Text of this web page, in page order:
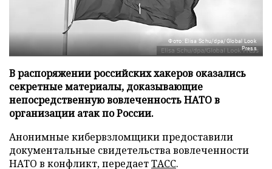
Фото: Elisa Schu/dpa/Global Look
Press
В распоряжении российских хакеров оказались
секретные материалы, доказывающие
непосредственную вовлеченность НАТО в
организации атак по России.
Анонимные кибервзломщики предоставили
документальные свидетельства вовлеченности
НАТО в конфликт, передаетТАСС.